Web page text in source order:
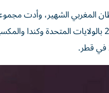
المغربي الشهير، وأدت
حاليا في كأس العالم 2026